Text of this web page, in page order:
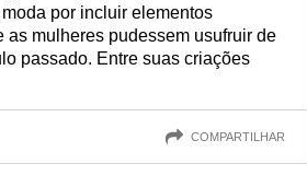
por incluir elementos
mulheres pudessem usufruir de
passado. Entre suas criações
COMPARTILHAR